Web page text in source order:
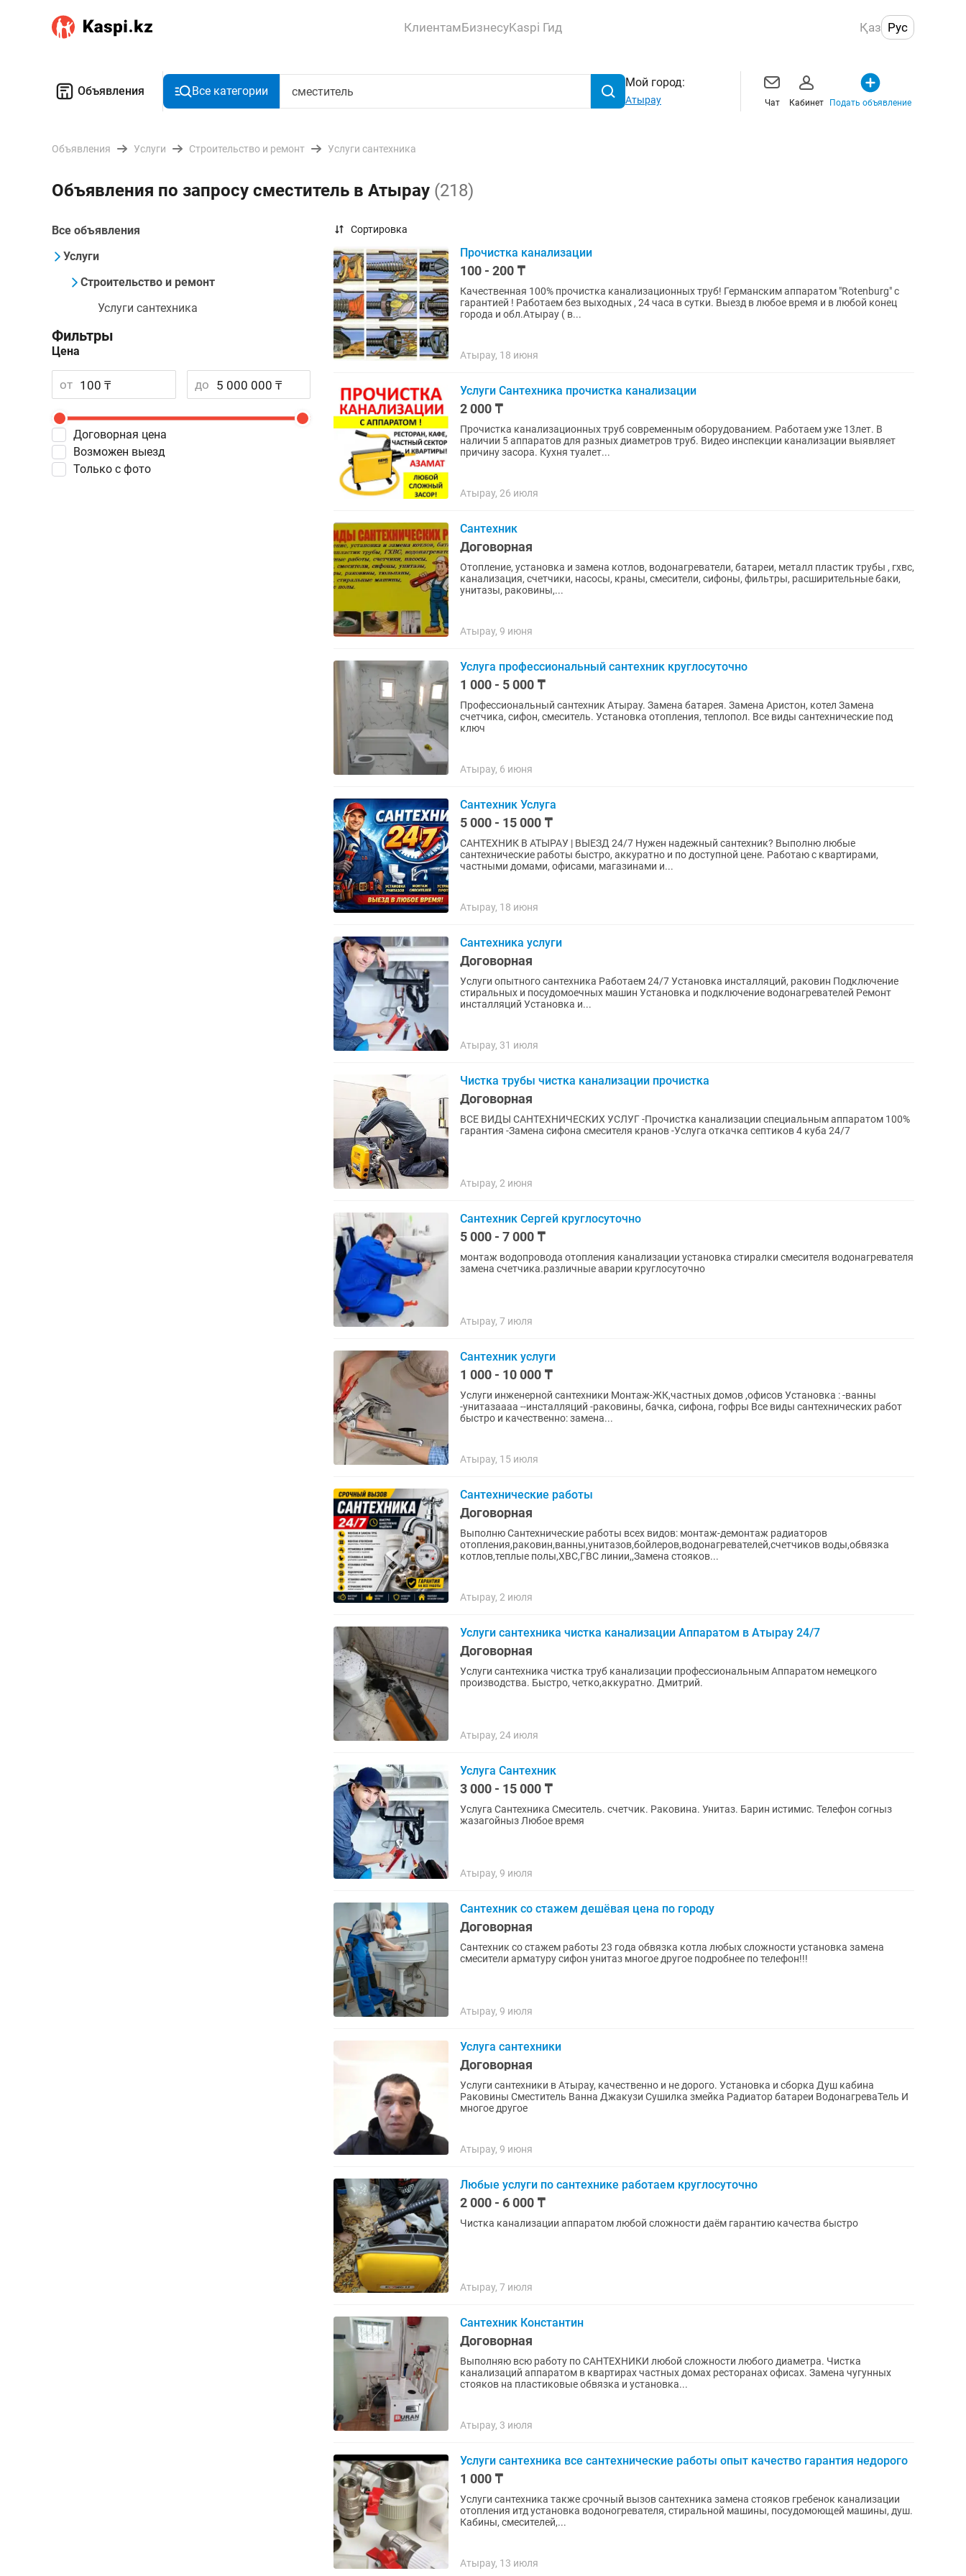
КлиентамБизнесуKaspi Гид Қаз Рус
Объявления Все категории
Мой город:
Атырау Чат Кабинет Подать объявление
Объявления Услуги Строительство и ремонт Услуги сантехника
Объявления по запросу сместитель в Атырау (218)
Все объявления
Услуги
Строительство и ремонт
Услуги сантехника
Фильтры
Цена
от до
Договорная цена
Возможен выезд
Только с фото
Сортировка
Прочистка канализации
100 - 200 ₸
Качественная 100% прочистка канализационных труб! Германским аппаратом "Rotenburg" c
гарантией ! Работаем без выходных , 24 часа в сутки. Выезд в любое время и в любой конец
города и обл.Атырау ( в...
Атырау, 18 июня
Услуги Сантехника прочистка канализации
2 000 ₸
Прочистка канализационных труб современным оборудованием. Работаем уже 13лет. В
наличии 5 аппаратов для разных диаметров труб. Видео инспекции канализации выявляет
причину засора. Кухня туалет...
Атырау, 26 июля
Сантехник
Договорная
Отопление, установка и замена котлов, водонагреватели, батареи, металл пластик трубы , гхвс,
канализация, счетчики, насосы, краны, смесители, сифоны, фильтры, расширительные баки,
унитазы, раковины,...
Атырау, 9 июня
Услуга профессиональный сантехник круглосуточно
1 000 - 5 000 ₸
Профессиональный сантехник Атырау. Замена батарея. Замена Аристон, котел Замена
счетчика, сифон, смеситель. Установка отопления, теплопол. Все виды сантехнические под
ключ
Атырау, 6 июня
Сантехник Услуга
5 000 - 15 000 ₸
САНТЕХНИК В АТЫРАУ | ВЫЕЗД 24/7 Нужен надежный сантехник? Выполню любые
сантехнические работы быстро, аккуратно и по доступной цене. Работаю с квартирами,
частными домами, офисами, магазинами и...
Атырау, 18 июня
Сантехника услуги
Договорная
Услуги опытного сантехника Работаем 24/7 Установка инсталляций, раковин Подключение
стиральных и посудомоечных машин Установка и подключение водонагревателей Ремонт
инсталляций Установка и...
Атырау, 31 июля
Чистка трубы чистка канализации прочистка
Договорная
ВСЕ ВИДЫ САНТЕХНИЧЕСКИХ УСЛУГ -Прочистка канализации специальным аппаратом 100%
гарантия -Замена сифона смесителя кранов -Услуга откачка септиков 4 куба 24/7
Атырау, 2 июня
Сантехник Сергей круглосуточно
5 000 - 7 000 ₸
монтаж водопровода отопления канализации установка стиралки смесителя водонагревателя
замена счетчика.различные аварии круглосуточно
Атырау, 7 июля
Сантехник услуги
1 000 - 10 000 ₸
Услуги инженерной сантехники Монтаж-ЖК,частных домов ,офисов Установка : -ванны
-унитазаааа --инсталляций -раковины, бачка, сифона, гофры Все виды сантехнических работ
быстро и качественно: замена...
Атырау, 15 июля
Сантехнические работы
Договорная
Выполню Сантехнические работы всех видов: монтаж-демонтаж радиаторов
отопления,раковин,ванны,унитазов,бойлеров,водонагревателей,счетчиков воды,обвязка
котлов,теплые полы,ХВС,ГВС линии,,Замена стояков...
Атырау, 2 июля
Услуги сантехника чистка канализации Аппаратом в Атырау 24/7
Договорная
Услуги сантехника чистка труб канализации профессиональным Аппаратом немецкого
производства. Быстро, четко,аккуратно. Дмитрий.
Атырау, 24 июля
Услуга Сантехник
3 000 - 15 000 ₸
Услуга Сантехника Смеситель. счетчик. Раковина. Унитаз. Барин истимис. Телефон согныз
жазагойныз Любое время
Атырау, 9 июля
Сантехник со стажем дешёвая цена по городу
Договорная
Сантехник со стажем работы 23 года обвязка котла любых сложности установка замена
смесители арматуру сифон унитаз многое другое подробнее по телефон!!!
Атырау, 9 июля
Услуга сантехники
Договорная
Услуги сантехники в Атырау, качественно и не дорого. Установка и сборка Душ кабина
Раковины Сместитель Ванна Джакузи Сушилка змейка Радиатор батареи ВодонагреваТель И
многое другое
Атырау, 9 июня
Любые услуги по сантехнике работаем круглосуточно
2 000 - 6 000 ₸
Чистка канализации аппаратом любой сложности даём гарантию качества быстро
Атырау, 7 июля
Сантехник Константин
Договорная
Выполняю всю работу по САНТЕХНИКИ любой сложности любого диаметра. Чистка
канализаций аппаратом в квартирах частных домах ресторанах офисах. Замена чугунных
стояков на пластиковые обвязка и установка...
Атырау, 3 июля
Услуги сантехника все сантехнические работы опыт качество гарантия недорого
1 000 ₸
Услуги сантехника также срочный вызов сантехника замена стояков гребенок канализации
отопления итд установка водоногревателя, стиральной машины, посудомоющей машины, душ.
Кабины, смесителей,...
Атырау, 13 июля